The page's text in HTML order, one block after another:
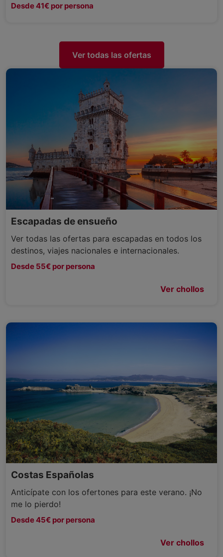
Desde 41€ por persona
Ver todas las ofertas
Escapadas de ensueño
Ver todas las ofertas para escapadas en todos los
destinos, viajes nacionales e internacionales.
Desde 55€ por persona
Ver chollos
Costas Españolas
Anticípate con los ofertones para este verano. ¡No
me lo pierdo!
Desde 45€ por persona
Ver chollos